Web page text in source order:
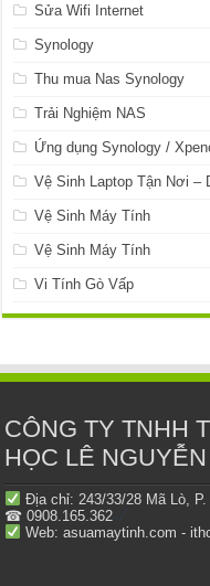
Sửa Wifi Internet
Synology
Thu mua Nas Synology
Trải Nghiệm NAS
Ứng dụng Synology /
Vệ Sinh Laptop Tận Nơi –
Vệ Sinh Máy Tính
Vệ Sinh Máy Tính
Vi Tính Gò Vấp
CÔNG TY TNHH
HỌC LÊ NGUYỄN
Địa chỉ: 243/33/28 Mã Lò,
☎ 0908.165.362
Web: asuamaytinh.com -